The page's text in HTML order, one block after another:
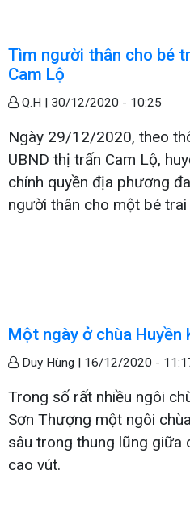
Tìm người thân cho bé
Cam Lộ
Q.H | 30/12/2020 - 10:25
Ngày 29/12/2020, theo
UBND thị trấn Cam Lộ,
chính quyền địa phương
người thân cho một bé
Một ngày ở chùa Huyền
Duy Hùng | 16/12/2020 -
Trong số rất nhiều ngôi
Sơn Thượng một ngôi
sâu trong thung lũng giữa
cao vút.